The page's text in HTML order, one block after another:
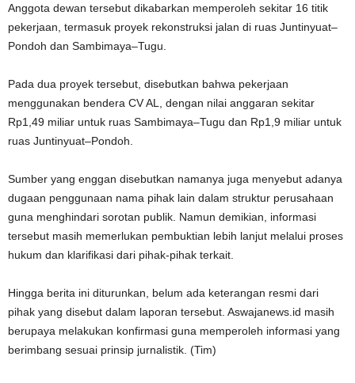
Anggota dewan tersebut dikabarkan memperoleh sekitar 16 titik
pekerjaan, termasuk proyek rekonstruksi jalan di ruas Juntinyuat–
Pondoh dan Sambimaya–Tugu.
Pada dua proyek tersebut, disebutkan bahwa pekerjaan
menggunakan bendera CV AL, dengan nilai anggaran sekitar
Rp1,49 miliar untuk ruas Sambimaya–Tugu dan Rp1,9 miliar untuk
ruas Juntinyuat–Pondoh.
Sumber yang enggan disebutkan namanya juga menyebut adanya
dugaan penggunaan nama pihak lain dalam struktur perusahaan
guna menghindari sorotan publik. Namun demikian, informasi
tersebut masih memerlukan pembuktian lebih lanjut melalui proses
hukum dan klarifikasi dari pihak-pihak terkait.
Hingga berita ini diturunkan, belum ada keterangan resmi dari
pihak yang disebut dalam laporan tersebut. Aswajanews.id masih
berupaya melakukan konfirmasi guna memperoleh informasi yang
berimbang sesuai prinsip jurnalistik. (Tim)